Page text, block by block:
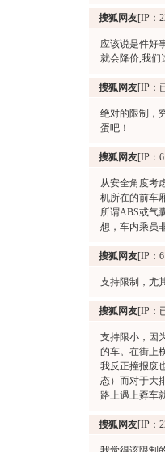
搜狐网友[IP：
应该说是件好
就会降价,我们
搜狐网友[IP：
绝对的限制，
蛋吧！
搜狐网友[IP：
从安全角度考
机所在的前车
所谓ABS或气
想，车内乘员
搜狐网友[IP：
支持限制，尤
搜狐网友[IP：
支持限小，因
的车。在街上
我反正撞报废
态）而对于大
路上遇上孬车
搜狐网友[IP：